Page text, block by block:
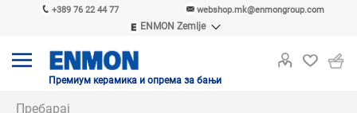
+389 76 22 44 77 webshop.mk@enmongroup.com
ENMON Zemlje
ENMON MKD
Премиум керамика и опрема за бањи